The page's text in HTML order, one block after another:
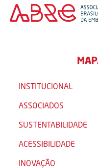
INSTITUCIONAL
ASSOCIADOS
SUSTENTABILIDADE
ACESSIBILIDADE
INOVAÇÃO